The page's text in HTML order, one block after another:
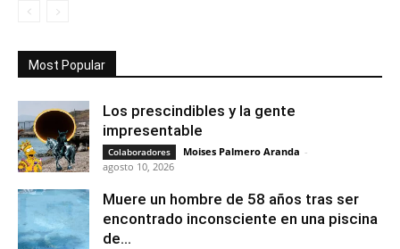
Most Popular
Los prescindibles y la gente
impresentable
Colaboradores Moises Palmero Aranda -
agosto 10, 2026
Muere un hombre de 58 años tras ser
encontrado inconsciente en una piscina
de...